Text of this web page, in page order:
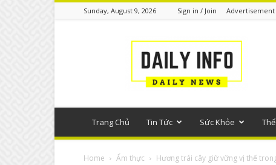
Sunday, August 9, 2026 Sign in / Join Advertisement
thông
Trang Chủ Tin Tức Sức Khỏe
Home Ẩm thực Hương trái cây giữ vững vị thế